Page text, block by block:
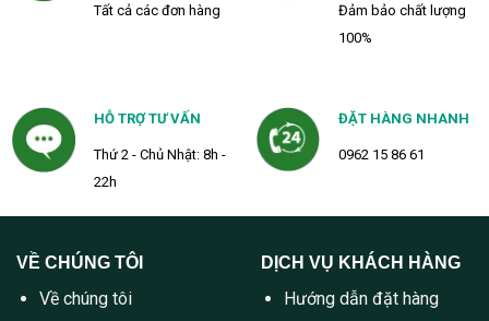
Tất cả các đơn hàng
Đảm bảo chất lượng
100%
HỖ TRỢ TƯ VẤN
Thứ 2 - Chủ Nhật: 8h -
22h
ĐẶT HÀNG NHANH
0962 15 86 61
VỀ CHÚNG TÔI
Về chúng tôi
DỊCH VỤ KHÁCH HÀNG
Hướng dẫn đặt hàng